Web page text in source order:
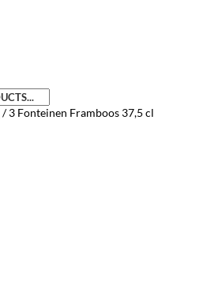
/ 3 Fonteinen Framboos 37,5 cl